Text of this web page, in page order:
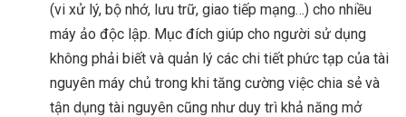
(vi xử lý, bộ nhớ, lưu trữ, giao tiếp mạng…) cho nhiều
máy ảo độc lập. Mục đích giúp cho người sử dụng
không phải biết và quản lý các chi tiết phức tạp của tài
nguyên máy chủ trong khi tăng cường việc chia sẻ và
tận dụng tài nguyên cũng như duy trì khả năng mở